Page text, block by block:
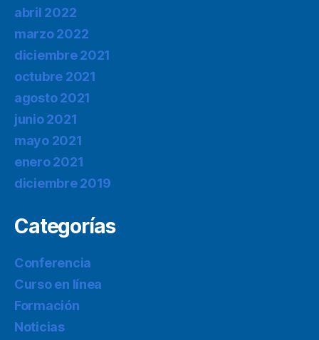
abril 2022
marzo 2022
diciembre 2021
octubre 2021
agosto 2021
junio 2021
mayo 2021
enero 2021
diciembre 2019
Categorías
Conferencia
Curso en línea
Formación
Noticias